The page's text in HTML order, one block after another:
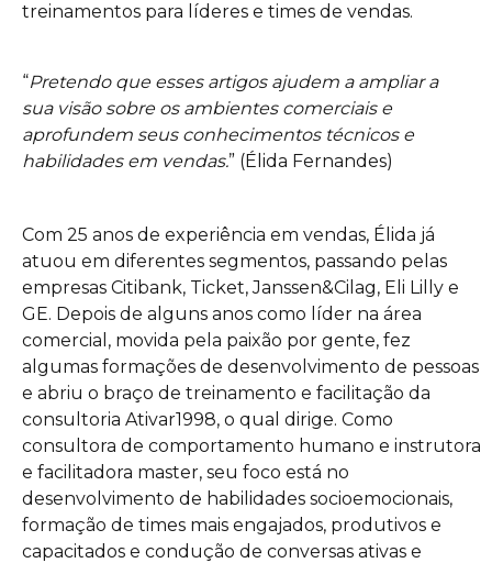
treinamentos para líderes e times de vendas.
“Pretendo que esses artigos ajudem a ampliar a
sua visão sobre os ambientes comerciais e
aprofundem seus conhecimentos técnicos e
habilidades em vendas.” (Élida Fernandes)
Com 25 anos de experiência em vendas, Élida já
atuou em diferentes segmentos, passando pelas
empresas Citibank, Ticket, Janssen&Cilag, Eli Lilly e
GE. Depois de alguns anos como líder na área
comercial, movida pela paixão por gente, fez
algumas formações de desenvolvimento de pessoas
e abriu o braço de treinamento e facilitação da
consultoria Ativar1998, o qual dirige. Como
consultora de comportamento humano e instrutora
e facilitadora master, seu foco está no
desenvolvimento de habilidades socioemocionais,
formação de times mais engajados, produtivos e
capacitados e condução de conversas ativas e